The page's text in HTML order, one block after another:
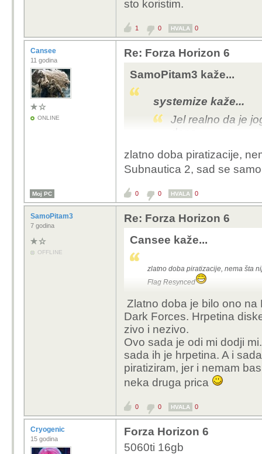
sto koristim.
1 0 HVALA 0
Cansee
11 godina
ONLINE
Re: Forza Horizon 6
SamoPitam3 kaže...
systemize kaže...
Jel realno da je
dana.
Koliko sam procitao jos jucer, i
zlatno doba piratizacije,
Subnautica 2, sad se
Moj PC 0 0 HVALA 0
SamoPitam3
7 godina
OFFLINE
Re: Forza Horizon 6
Cansee kaže...
zlatno doba piratizacije, nema šta
Flag Resynced
Zlatno doba je bilo ono
Dark Forces. Hrpetina
zivo i nezivo.
Ovo sada je odi mi dodji
sada ih je hrpetina. A i
piratiziram, jer i nemam
neka druga prica
0 0 HVALA 0
Cryogenic
15 godina
Forza Horizon 6
5060ti 16gb